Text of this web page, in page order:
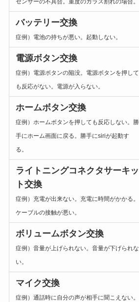
バッテリー交換
症例）電池の持ちが悪い。起動しない。
電源ボタン交換
症例）電源ボタンの陥没。電源ボタンを押して
も反応がない。電源が入らない。
ホームボタン交換
症例）ホームボタンを押しても反応しない。勝
手にホーム画面に戻る。勝手にsiriが起動す
る。
ライトニングコネクタサーキッ
ト交換
症例）充電が出来ない。充電に時間がかかる。
ケーブルの接触が悪い。
ボリュームボタン交換
症例）音量が上げられない。音量が下げられな
い。
マイク交換
症例）通話時に自分の声が相手に聞こえない。